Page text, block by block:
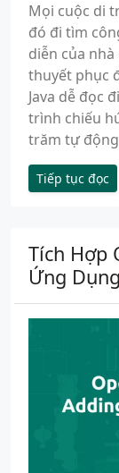
Mọi cuộc di
đó đi tìm
diễn của
thuyết phục
Java dễ đọc
trình chiếu
trăm tự động
Tiếp tục đọc
Tích Hợp
Ứng